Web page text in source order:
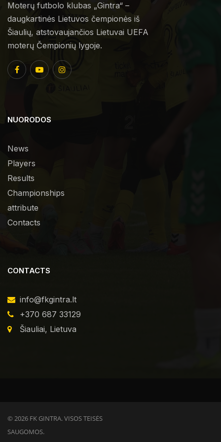
Moterų futbolo klubas „Gintra“ –
daugkartinės Lietuvos čempionės iš
Šiaulių, atstovaujančios Lietuvai UEFA
moterų Čempionių lygoje.
NUORODOS
News
Players
Results
Championships
attribute
Contacts
CONTACTS
info@fkgintra.lt
+370 687 33129
Šiauliai, Lietuva